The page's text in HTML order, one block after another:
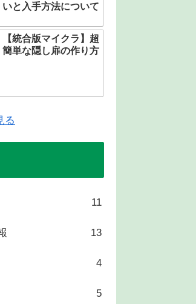
いと入手方法について
【統合版マイクラ】超
簡単な隠し扉の作り方
る
11
13
4
5